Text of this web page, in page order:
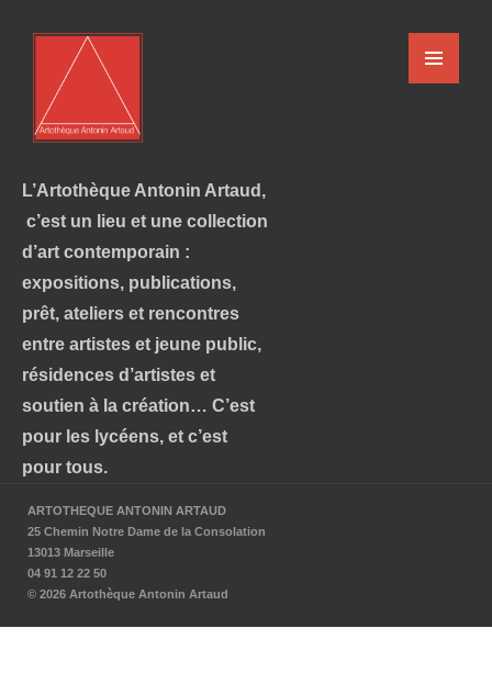
L’Artothèque Antonin Artaud,
c’est un lieu et une collection
d’art contemporain :
expositions, publications,
prêt, ateliers et rencontres
entre artistes et jeune public,
résidences d’artistes et
soutien à la création… C’est
pour les lycéens, et c’est
pour tous.
ARTOTHEQUE ANTONIN ARTAUD
25 Chemin Notre Dame de la Consolation
13013 Marseille
04 91 12 22 50
© 2026 Artothèque Antonin Artaud